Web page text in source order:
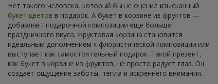
Нет такого человека, который бы не оценил изысканный
букет цветов в подарок. А букет в корзине из фруктов —
добавляет подарочной композиции еще больше
праздничного вкуса. Фруктовая корзина становится
идеальным дополнением к флористической композиции или
выступает как самостоятельный подарок. Такой презент,
как букет в корзине из фруктов, не просто радует глаз. Он
создает ощущение заботы, тепла и искреннего внимания.